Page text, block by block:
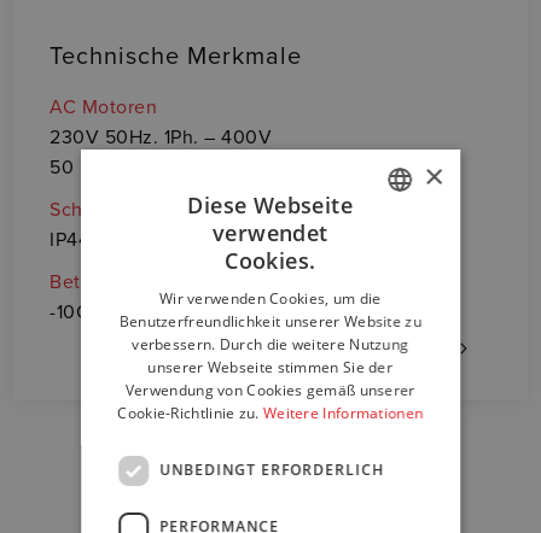
Technische Merkmale
AC Motoren
230V 50Hz. 1Ph. – 400V
50 Hz. 3Ph
Schutzart
IP44
Betriebstemperatur
-10C° ÷ +60C°
GERMAN
×
Diese Webseite
verwendet
Cookies.
Wir verwenden Cookies, um die
Benutzerfreundlichkeit unserer Website zu
verbessern. Durch die weitere Nutzung
unserer Webseite stimmen Sie der
Verwendung von Cookies gemäß unserer
Cookie-Richtlinie zu. Weitere Informationen
UNBEDINGT ERFORDERLICH
PERFORMANCE